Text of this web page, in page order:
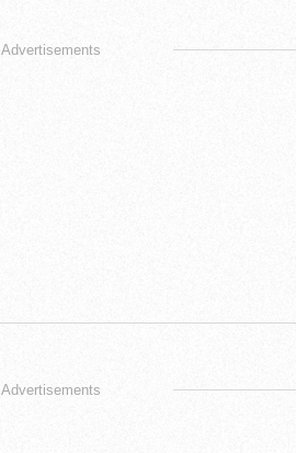
Advertisements
Advertisements